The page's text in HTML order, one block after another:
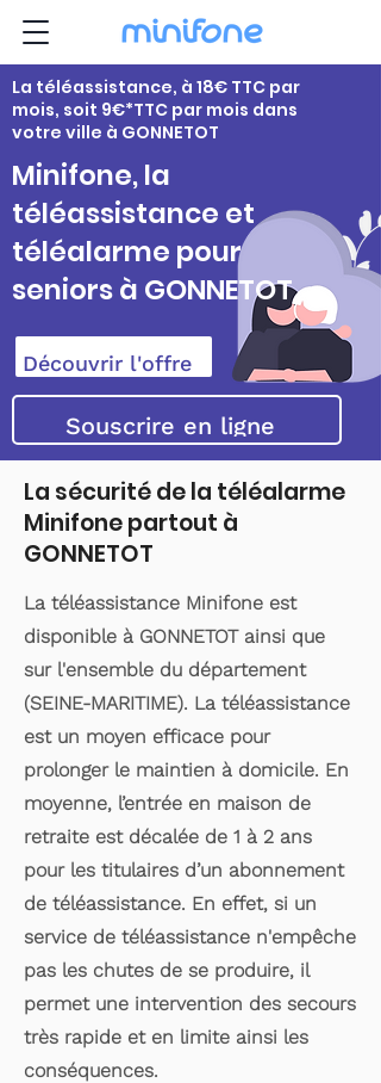
La téléassistance, à 18€ TTC par
mois, soit 9€*TTC par mois dans
votre ville à GONNETOT
Minifone, la
téléassistance et
téléalarme pour
seniors à GONNETOT
Découvrir l'offre
Souscrire en ligne
La sécurité de la téléalarme
Minifone partout à
GONNETOT
La téléassistance Minifone est
disponible à GONNETOT ainsi que
sur l'ensemble du département
(SEINE-MARITIME). La téléassistance
est un moyen efficace pour
prolonger le maintien à domicile. En
moyenne, l’entrée en maison de
retraite est décalée de 1 à 2 ans
pour les titulaires d’un abonnement
de téléassistance. En effet, si un
service de téléassistance n'empêche
pas les chutes de se produire, il
permet une intervention des secours
très rapide et en limite ainsi les
conséquences.